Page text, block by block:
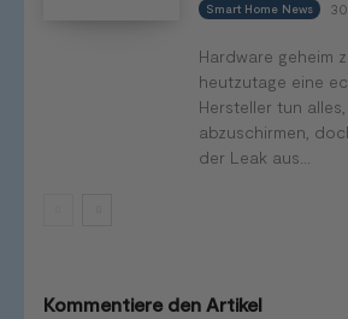
Smart Home News
Hardware geheim
heutzutage eine
Hersteller tun
abzuschirmen,
der Leak aus...
Kommentiere den Artikel